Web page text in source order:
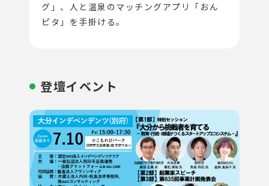
グ」、人と温泉のマッチングアプリ「おん
ピタ」を手掛ける。
登壇イベント